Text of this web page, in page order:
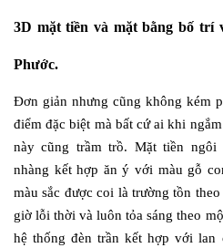
3D mặt tiền và mặt bằng bố trí
Phước.
Đơn giản nhưng cũng không kém
điểm đặc biệt mà bất cứ ai khi
này cũng trầm trồ. Mặt tiền ngôi
nhàng kết hợp ăn ý với màu gỗ
màu sắc được coi là trường tồn
giờ lỗi thời và luôn tỏa sáng theo
hệ thống đèn trần kết hợp với lan